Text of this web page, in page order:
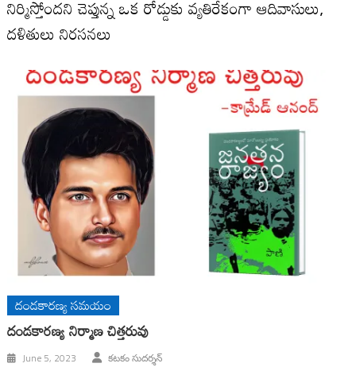
నిర్మిస్తోందని చెప్తున్న ఒక రోడ్డుకు వ్యతిరేకంగా ఆదివాసులు,
దళితులు నిరసనలు
దండకారణ్య సమయం
దండకారణ్య నిర్మాణ చిత్తరువు
June 5, 2023 కటకం సుదర్శన్